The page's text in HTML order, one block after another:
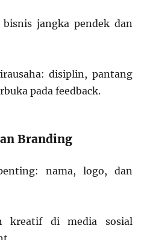
jangka pendek dan
disiplin, pantang
pada feedback.
Branding
nama, logo, dan
kreatif di media sosial